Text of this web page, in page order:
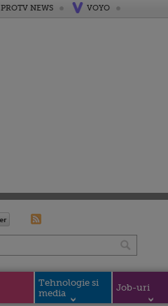
PROTV NEWS VOYO
Tehnologie si
media
Job-uri